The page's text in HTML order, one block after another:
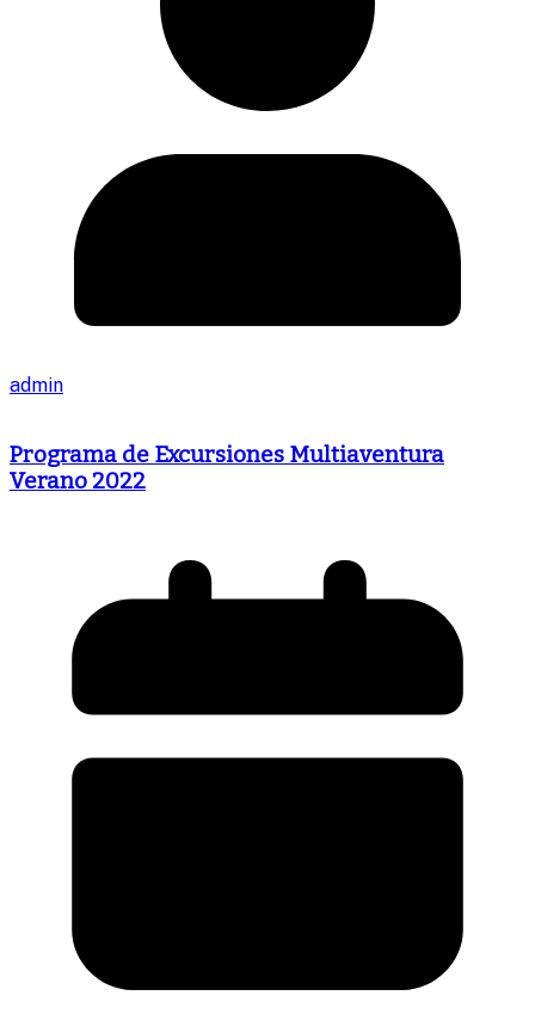
admin
Programa de Excursiones Multiaventura
Verano 2022